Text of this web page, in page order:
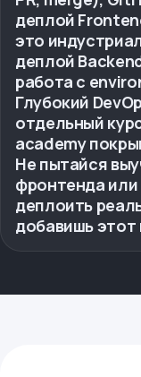
деплой
это
деплой
работа с
Глубокий
отдельный
academy
Не пытайся
фронтенда
деплоить
добавишь